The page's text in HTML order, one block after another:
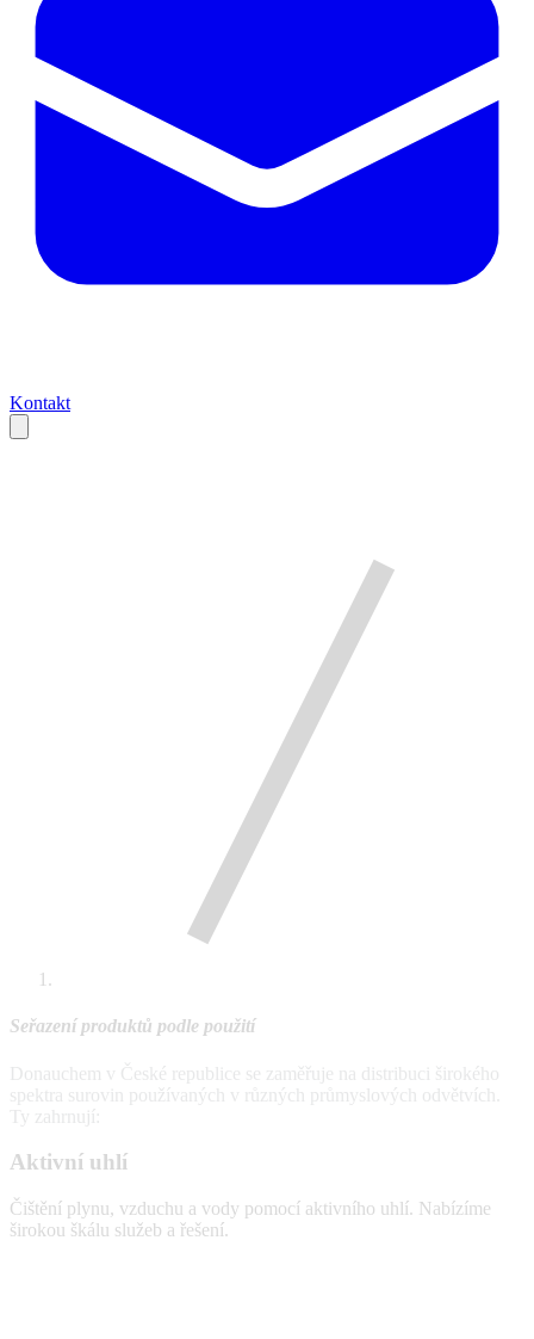
Kontakt
Seřazení produktů podle použití
Donauchem v České republice se zaměřuje na distribuci širokého
spektra surovin používaných v různých průmyslových odvětvích.
Ty zahrnují:
Aktivní uhlí
Čištění plynu, vzduchu a vody pomocí aktivního uhlí. Nabízíme
širokou škálu služeb a řešení.